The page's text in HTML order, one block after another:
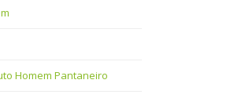
Homem Pantaneiro